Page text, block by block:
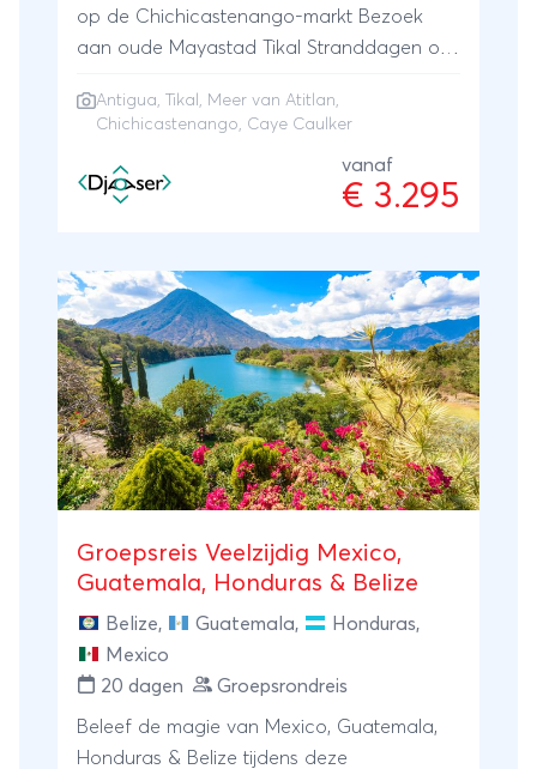
op de Chichicastenango-markt Bezoek
aan oude Mayastad Tikal Stranddagen op
Antigua, Tikal , Meer van Atitlan,
Chichicastenango, Caye Caulker
vanaf
€ 3.295
Groepsreis Veelzijdig Mexico,
Guatemala, Honduras & Belize
Belize, Guatemala, Honduras,
Mexico
20 dagen
Groepsrondreis
Beleef de magie van Mexico, Guatemala,
Honduras & Belize tijdens deze